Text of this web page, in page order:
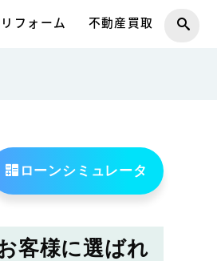
リフォーム 不動産買取
客様に選ばれ
ローンシミュレータ